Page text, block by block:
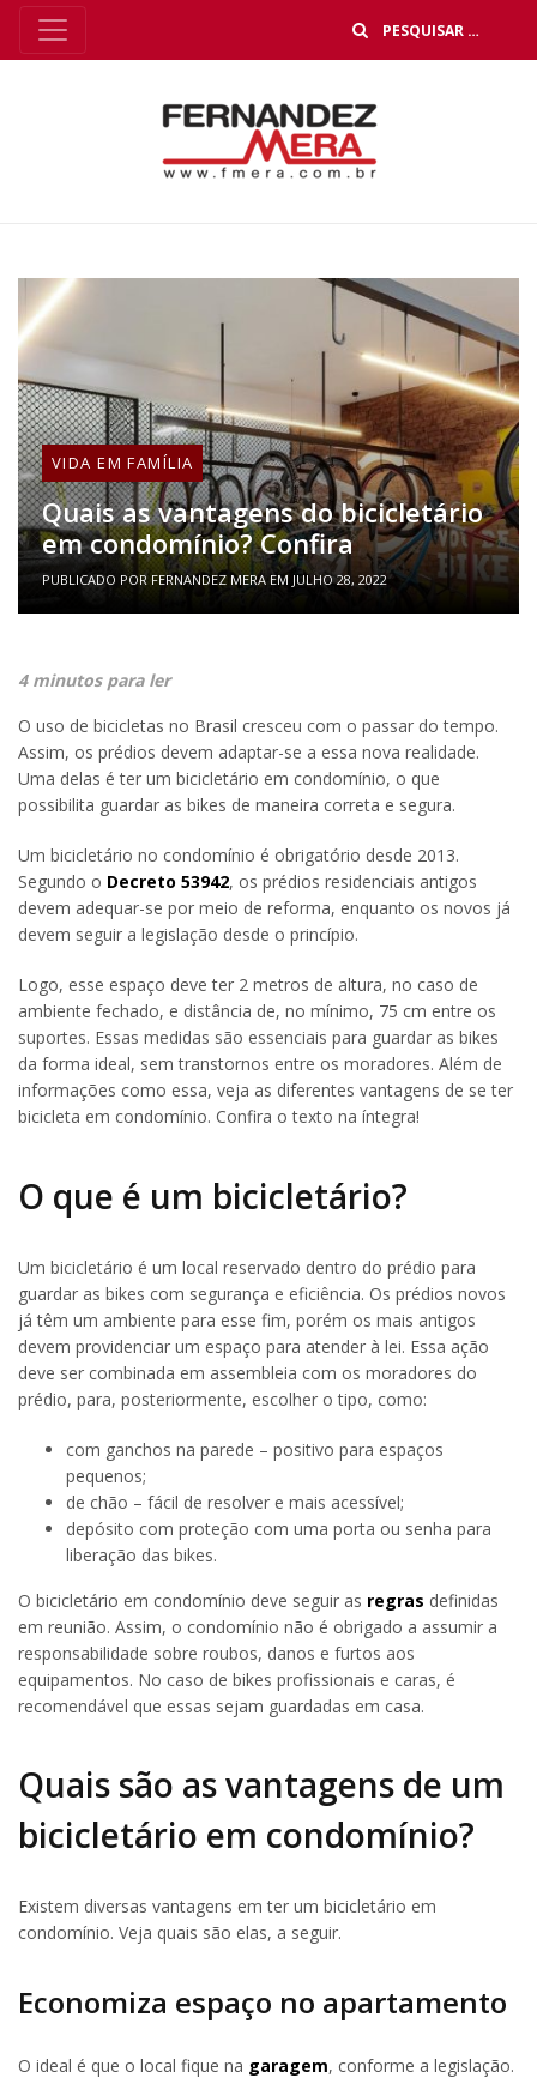
VIDA EM FAMÍLIA
Quais as vantagens do bicicletário
em condomínio? Confira
PUBLICADO POR FERNANDEZ MERA EM JULHO 28, 2022
4 minutos para ler
O uso de bicicletas no Brasil cresceu com o passar do tempo.
Assim, os prédios devem adaptar-se a essa nova realidade.
Uma delas é ter um bicicletário em condomínio, o que
possibilita guardar as bikes de maneira correta e segura.
Um bicicletário no condomínio é obrigatório desde 2013.
Segundo o Decreto 53942, os prédios residenciais antigos
devem adequar-se por meio de reforma, enquanto os novos já
devem seguir a legislação desde o princípio.
Logo, esse espaço deve ter 2 metros de altura, no caso de
ambiente fechado, e distância de, no mínimo, 75 cm entre os
suportes. Essas medidas são essenciais para guardar as bikes
da forma ideal, sem transtornos entre os moradores. Além de
informações como essa, veja as diferentes vantagens de se ter
bicicleta em condomínio. Confira o texto na íntegra!
O que é um bicicletário?
Um bicicletário é um local reservado dentro do prédio para
guardar as bikes com segurança e eficiência. Os prédios novos
já têm um ambiente para esse fim, porém os mais antigos
devem providenciar um espaço para atender à lei. Essa ação
deve ser combinada em assembleia com os moradores do
prédio, para, posteriormente, escolher o tipo, como:
com ganchos na parede – positivo para espaços
pequenos;
de chão – fácil de resolver e mais acessível;
depósito com proteção com uma porta ou senha para
liberação das bikes.
O bicicletário em condomínio deve seguir as regras definidas
em reunião. Assim, o condomínio não é obrigado a assumir a
responsabilidade sobre roubos, danos e furtos aos
equipamentos. No caso de bikes profissionais e caras, é
recomendável que essas sejam guardadas em casa.
Quais são as vantagens de um
bicicletário em condomínio?
Existem diversas vantagens em ter um bicicletário em
condomínio. Veja quais são elas, a seguir.
Economiza espaço no apartamento
O ideal é que o local fique na garagem, conforme a legislação.